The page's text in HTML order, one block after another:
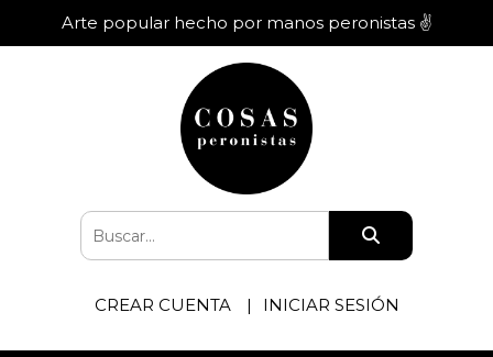
Arte popular hecho por manos peronistas ✌️
CREAR CUENTA INICIAR SESIÓN